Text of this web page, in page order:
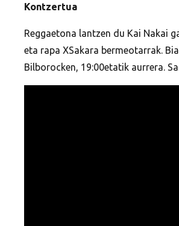
Kontzertua
Reggaetona lantzen du Kai Nakai
eta rapa XSakara bermeotarrak.
Bilborocken, 19:00etatik aurrera.